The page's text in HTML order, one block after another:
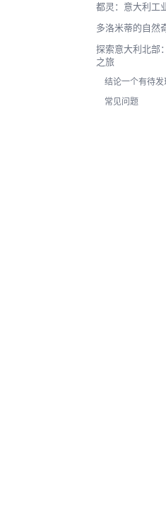
都灵：意大利工
多洛米蒂的自然
探索意大利北部
之旅
结论一个有待
常见问题